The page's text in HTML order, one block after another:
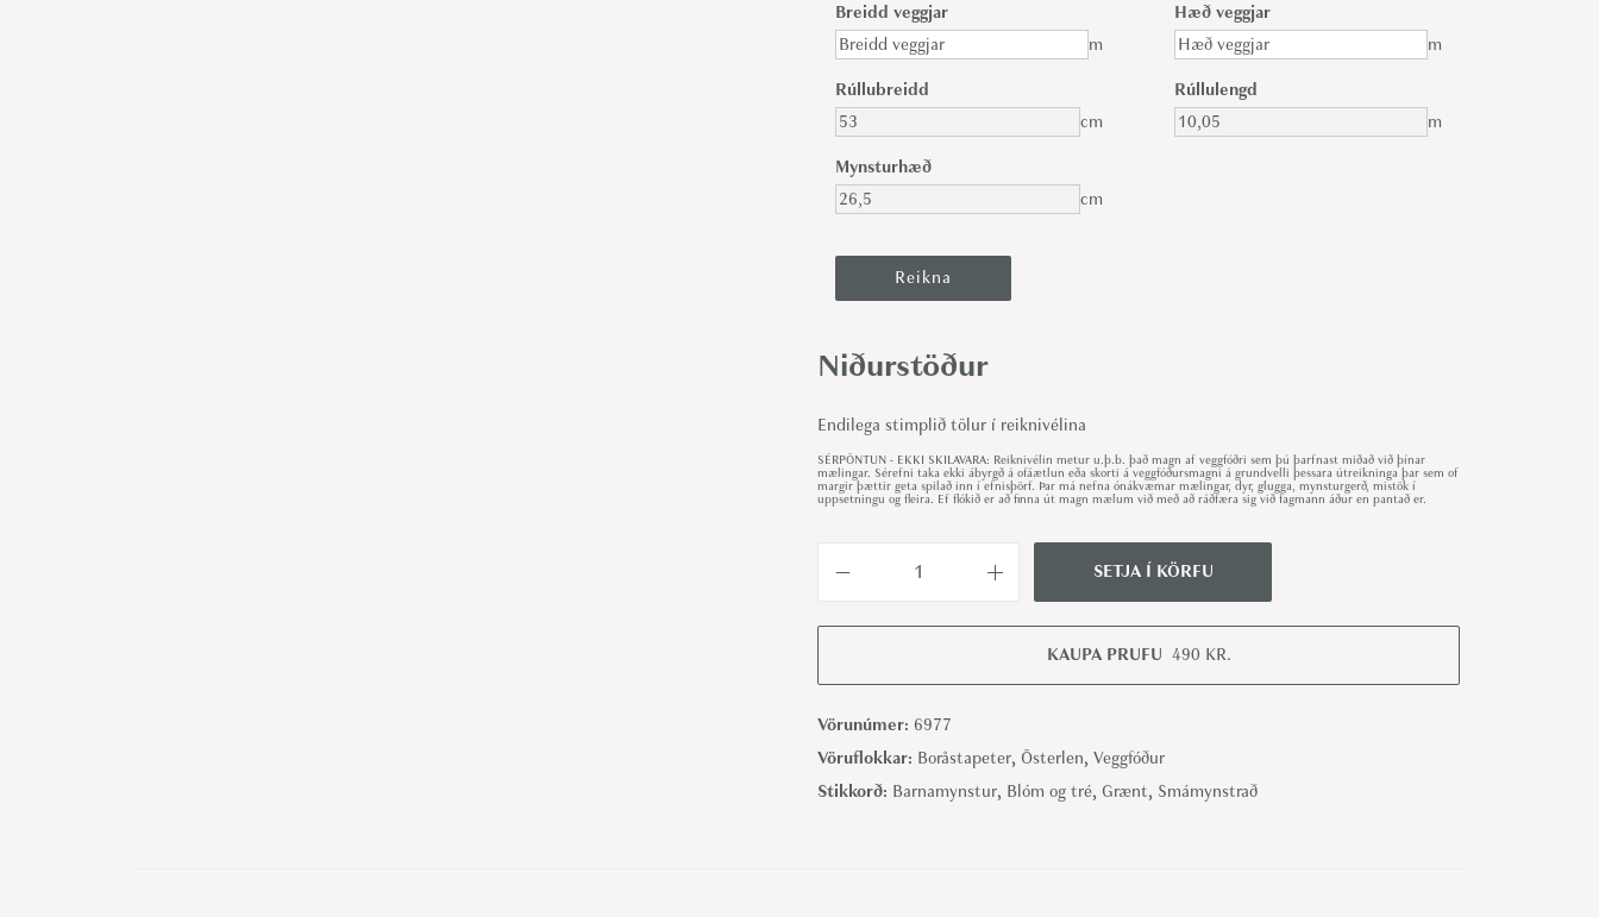
Breidd veggjar
m
Hæð veggjar
m
Rúllubreidd
cm
Rúllulengd
m
Mynsturhæð
cm
Niðurstöður
Endilega stimplið tölur í reiknivélina
SÉRPÖNTUN - EKKI SKILAVARA: Reiknivélin metur u.þ.b. það magn af veggfóðri sem þú þarfnast miðað við þínar
mælingar. Sérefni taka ekki ábyrgð á ofáætlun eða skorti á veggfóðursmagni á grundvelli þessara útreikninga þar sem of
margir þættir geta spilað inn í efnisþörf. Þar má nefna ónákvæmar mælingar, dyr, glugga, mynsturgerð, mistök í
uppsetningu og fleira. Ef flókið er að finna út magn mælum við með að ráðfæra sig við fagmann áður en pantað er.
v
e
r
-
SETJA Í KÖRFU
KAUPA PRUFU 490 KR.
Vörunúmer: 6977
Vöruflokkar: Boråstapeter, Österlen, Veggfóður
Stikkorð: Barnamynstur, Blóm og tré, Grænt, Smámynstrað